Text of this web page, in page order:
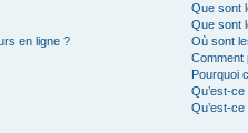
en ligne ?
Que sont
Que sont
Où sont
Comment
Pourquoi
Qu’est-ce
Qu’est-ce